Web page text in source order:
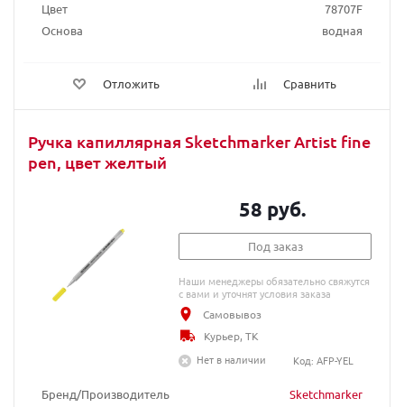
Цвет
78707F
Основа
водная
Отложить Сравнить
Ручка капиллярная Sketchmarker Artist fine
pen, цвет желтый
Бренд/Производитель
Sketchmarker
58 руб.
Под заказ
Наши менеджеры обязательно свяжутся
с вами и уточнят условия заказа
Самовывоз
Курьер, ТК
Нет в наличии
Код: AFP-YEL